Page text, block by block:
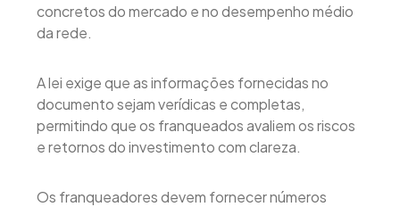
concretos do mercado e no desempenho médio
da rede.
A lei exige que as informações fornecidas no
documento sejam verídicas e completas,
permitindo que os franqueados avaliem os riscos
e retornos do investimento com clareza.
Os franqueadores devem fornecer números